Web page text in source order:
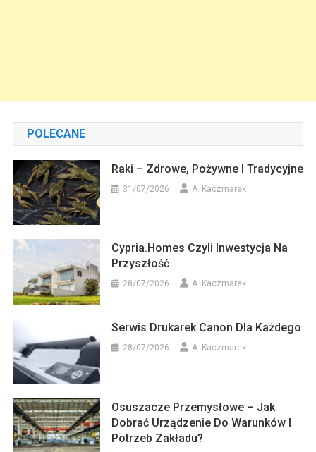
POLECANE
Raki – Zdrowe, Pożywne I Tradycyjne
31/07/2026 A. Kaczmarek
Cypria.homes Czyli Inwestycja Na
Przyszłość
28/07/2026 A. Kaczmarek
Serwis Drukarek Canon Dla Każdego
28/07/2026 A. Kaczmarek
Osuszacze Przemysłowe – Jak
Dobrać Urządzenie Do Warunków I
Potrzeb Zakładu?